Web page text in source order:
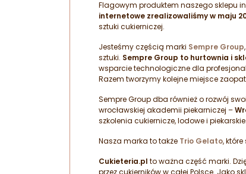
Flagowym produktem naszego sklepu
internetowe zrealizowaliśmy w maju
sztuki cukierniczej.
Jesteśmy częścią marki Sempre Group
sztuki. Sempre Group to hurtownia i
wsparcie technologiczne dla
Razem tworzymy kolejne miejsce
Sempre Group dba również o rozwój
wrocławskiej akademii piekarniczej –
szkolenia cukiernicze, lodowe i
Nasza marka to także Trio Gelato,
Cukieteria.pl to ważna część marki.